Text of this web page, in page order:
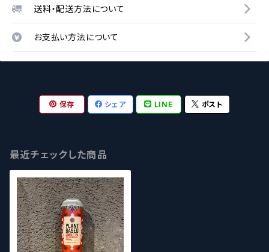
送料・配送方法について
お支払い方法について
保存 シェア LINE ポスト
最近チェックした商品